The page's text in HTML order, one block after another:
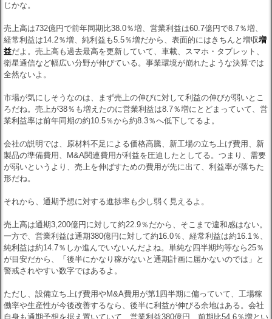
じかな。
売上高は732億円で前年同期比38.0％増、営業利益は60.7億円で8.7％増、
経常利益は14.2％増、純利益も5.5％増だから、表面的にはきちんと増収増
益だよ。売上高も過去最高を更新していて、車載、スマホ・タブレット、
衛星通信など幅広い分野が伸びている。事業環境が崩れたような決算では
全然ないよ。
市場が気にしそうなのは、まず売上の伸びに対して利益の伸びが弱いとこ
ろだね。売上が38％も増えたのに営業利益は8.7％増にとどまっていて、営
業利益率は前年同期の約10.5％から約8.3％へ低下してるよ。
会社の説明では、原材料不足による価格高騰、新工場の立ち上げ費用、新
製品の準備費用、M&A関連費用が利益を圧迫したとしてる。つまり、需要
が弱いというより、売上を伸ばすための費用が先に出て、利益率が落ちた
形だね。
それから、通期予想に対する進捗率も少し弱く見えるよ。
売上高は通期3,200億円に対して約22.9％だから、そこまで違和感はない。
一方で、営業利益は通期380億円に対して約16.0％、経常利益は約16.1％、
純利益は約14.7％しか進んでいないんだよね。単純な四半期均等なら25％
が目安だから、「後半にかなり稼がないと通期計画に届かないのでは」と
警戒されやすい数字ではあるよ。
ただし、設備立ち上げ費用やM&A費用が第1四半期に偏っていて、工場稼
働率や生産性が今後改善するなら、後半に利益が伸びる余地はある。会社
自身も通期予想を据え置いていて、営業利益380億円、前期比54.6％増とい